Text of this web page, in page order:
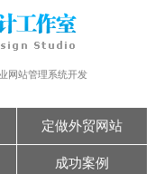
网站管理系统开发
定做外贸网站
成功案例